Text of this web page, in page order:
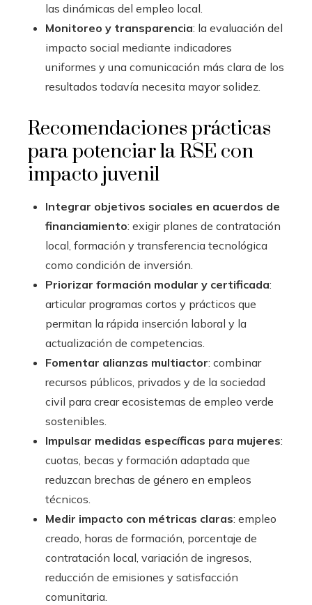
las dinámicas del empleo local.
Monitoreo y transparencia: la evaluación del
impacto social mediante indicadores
uniformes y una comunicación más clara de los
resultados todavía necesita mayor solidez.
Recomendaciones prácticas
para potenciar la RSE con
impacto juvenil
Integrar objetivos sociales en acuerdos de
financiamiento: exigir planes de contratación
local, formación y transferencia tecnológica
como condición de inversión.
Priorizar formación modular y certificada:
articular programas cortos y prácticos que
permitan la rápida inserción laboral y la
actualización de competencias.
Fomentar alianzas multiactor: combinar
recursos públicos, privados y de la sociedad
civil para crear ecosistemas de empleo verde
sostenibles.
Impulsar medidas específicas para mujeres:
cuotas, becas y formación adaptada que
reduzcan brechas de género en empleos
técnicos.
Medir impacto con métricas claras: empleo
creado, horas de formación, porcentaje de
contratación local, variación de ingresos,
reducción de emisiones y satisfacción
comunitaria.